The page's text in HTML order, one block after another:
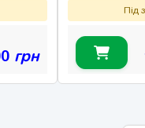
грн
Під